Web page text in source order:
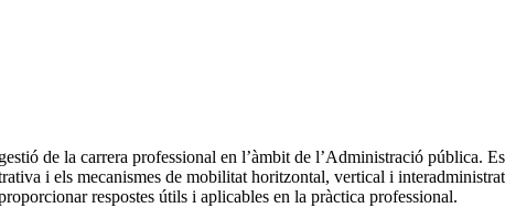
de la carrera professional en l’àmbit de l’Administració pública.
i els mecanismes de mobilitat horitzontal, vertical i
respostes útils i aplicables en la pràctica professional.